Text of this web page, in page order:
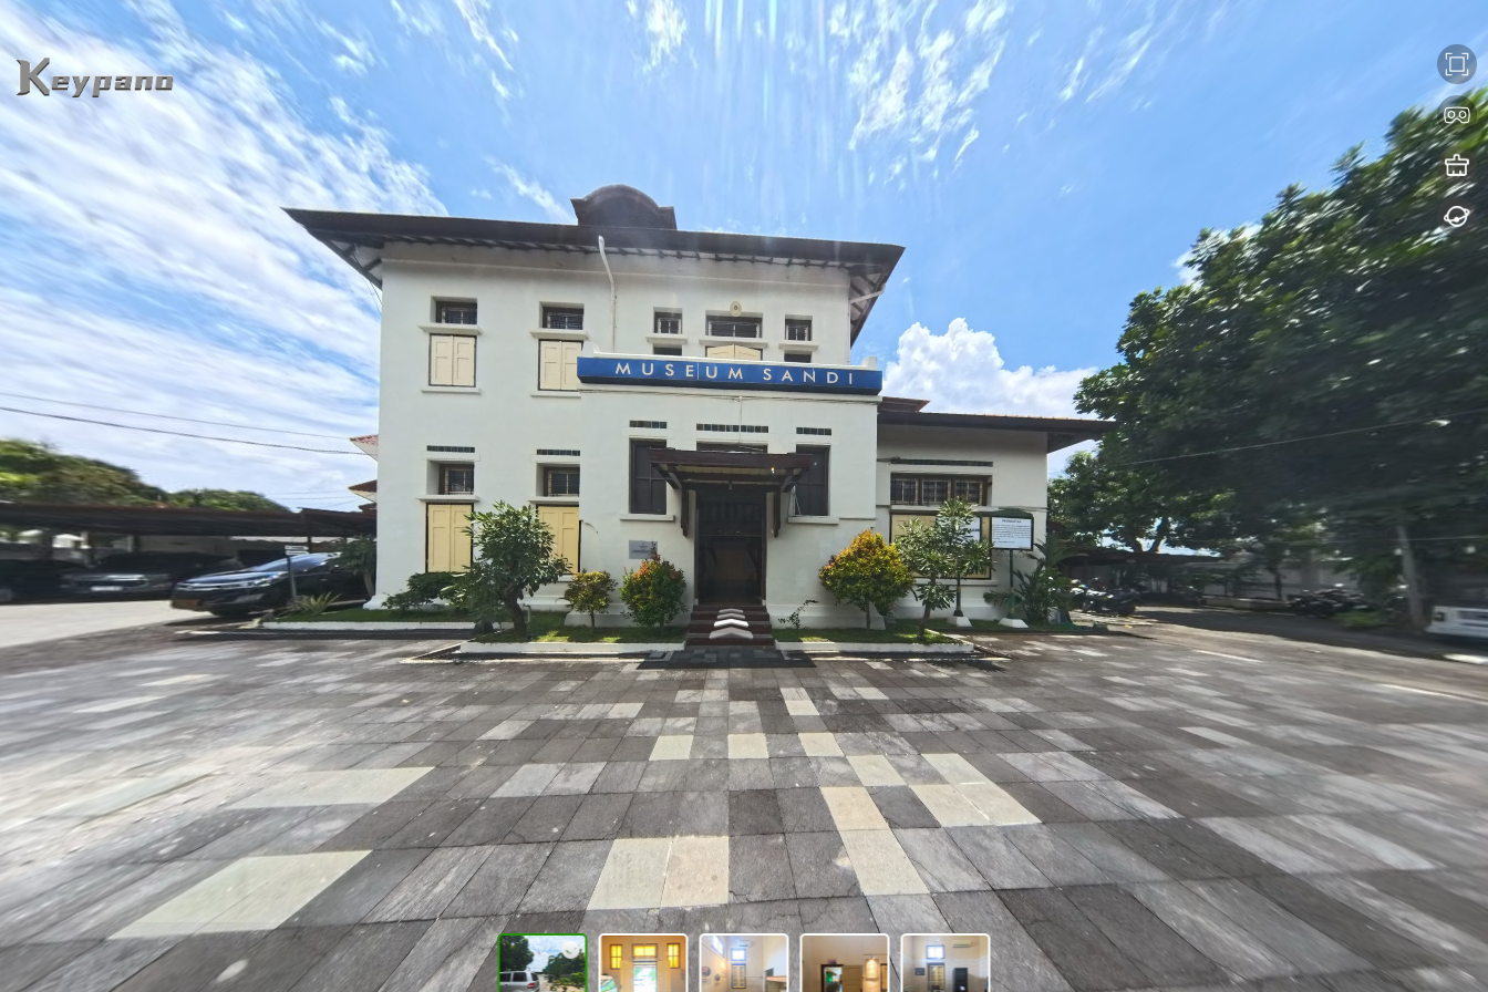
Exit VR
VR Setup
0:00 / 0:00
加载中...